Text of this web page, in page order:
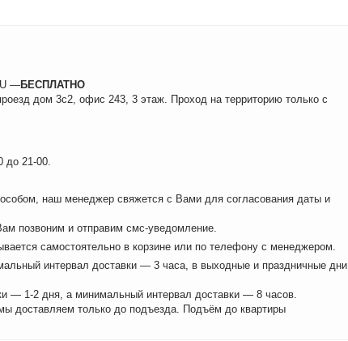
—БЕСПЛАТНО
дом 3с2, офис 243, 3 этаж. Проход на территорию только с
до 21-00.
наш менеджер свяжется с Вами для согласования даты и
позвоним и отправим смс-уведомление.
самостоятельно в корзине или по телефону с менеджером.
интервал доставки — 3 часа, в выходные и праздничные дни
— 1-2 дня, а минимальный интервал доставки — 8 часов.
доставляем только до подъезда. Подъём до квартиры